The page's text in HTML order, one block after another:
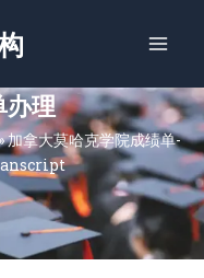
办理
加拿大莫哈克学院成绩单-